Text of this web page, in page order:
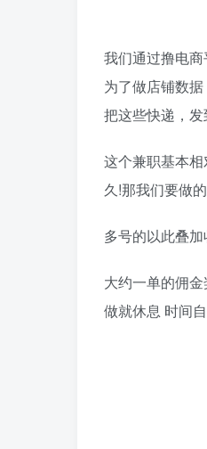
我们通过撸电
为了做店铺数
把这些快递，
这个兼职基本
久!那我们要做
多号的以此叠
大约一单的佣
做就休息 时间